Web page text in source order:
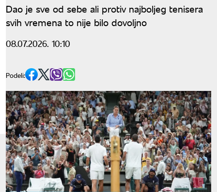
Dao je sve od sebe ali protiv najboljeg tenisera
svih vremena to nije bilo dovoljno
08.07.2026. 10:10
Podeli: